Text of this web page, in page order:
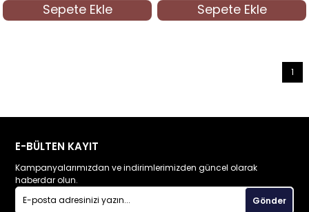
Sepete Ekle Sepete Ekle
1
E-BÜLTEN KAYIT
Kampanyalarımızdan ve indirimlerimizden güncel olarak
haberdar olun.
Gönder